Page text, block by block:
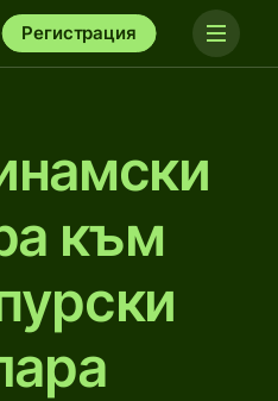
Регистрация
към